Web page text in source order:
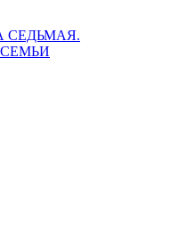
СЕДЬМАЯ.